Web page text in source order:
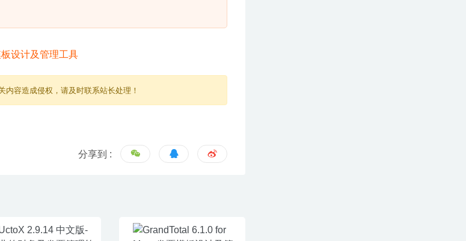
容造成侵权，请及时联系站长处理！
分享到 :